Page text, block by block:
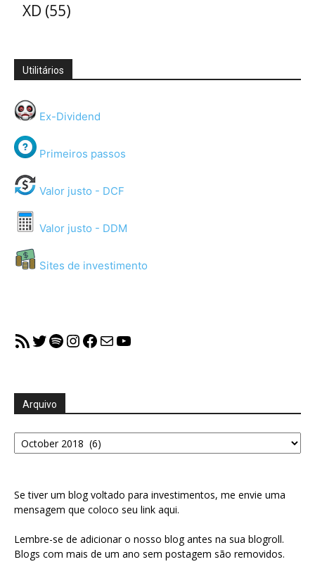
XD (55)
Utilitários
Ex-Dividend
Primeiros passos
Valor justo - DCF
Valor justo - DDM
Sites de investimento
RSS FeedTwitter
Spotify
Instagram
Facebook
MailYouTube
Arquivo
Arquivo
Se tiver um blog voltado para investimentos, me envie uma
mensagem que coloco seu link aqui.
Lembre-se de adicionar o nosso blog antes na sua blogroll.
Blogs com mais de um ano sem postagem são removidos.